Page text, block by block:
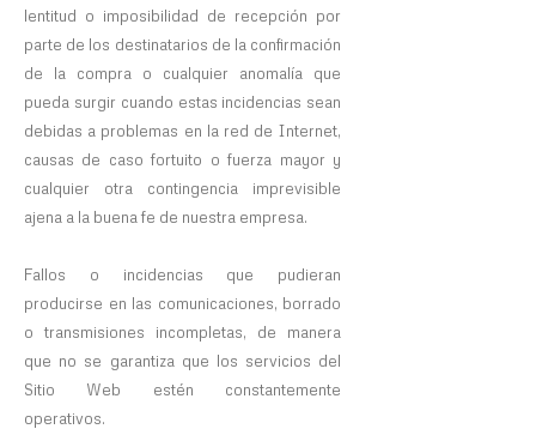
lentitud o imposibilidad de recepción por
parte de los destinatarios de la confirmación
de la compra o cualquier anomalía que
pueda surgir cuando estas incidencias sean
debidas a problemas en la red de Internet,
causas de caso fortuito o fuerza mayor y
cualquier otra contingencia imprevisible
ajena a la buena fe de nuestra empresa.
Fallos o incidencias que pudieran
producirse en las comunicaciones, borrado
o transmisiones incompletas, de manera
que no se garantiza que los servicios del
Sitio Web estén constantemente
operativos.